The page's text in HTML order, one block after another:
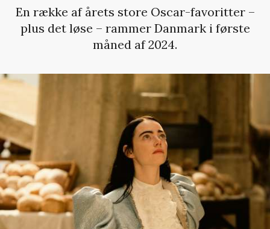
En række af årets store Oscar-favoritter –
plus det løse – rammer Danmark i første
måned af 2024.